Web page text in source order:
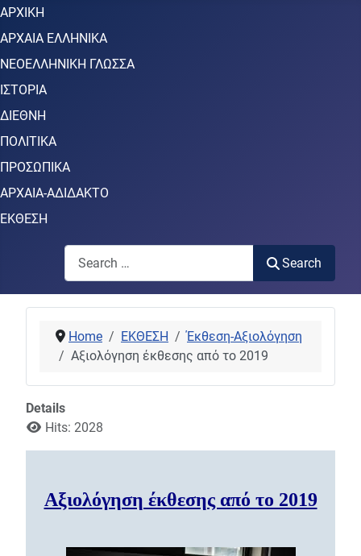
ΑΡΧΙΚΗ
ΑΡΧΑΙΑ ΕΛΛΗΝΙΚΑ
ΝΕΟΕΛΛΗΝΙΚΗ ΓΛΩΣΣΑ
ΙΣΤΟΡΙΑ
ΔΙΕΘΝΗ
ΠΟΛΙΤΙΚΑ
ΠΡΟΣΩΠΙΚΑ
ΑΡΧΑΙΑ-ΑΔΙΔΑΚΤΟ
ΕΚΘΕΣΗ
Search
Search
Home ΕΚΘΕΣΗ
Έκθεση-Αξιολόγηση
Αξιολόγηση έκθεσης από το 2019
Details
Hits: 2028
Αξιολόγηση έκθεσης από το 2019